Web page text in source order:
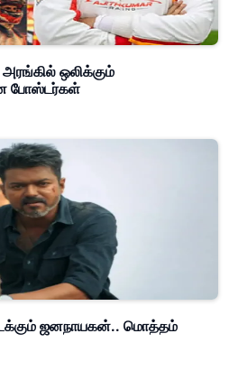
ஒலிக்கும்
போஸ்டர்கள்
ஜனநாயகன்.. மொத்தம்